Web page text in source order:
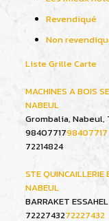
Revendiqué
Non
ListeGrilleCarte
MACHINES A BOIS
NABEUL
Grombalia,
9840771798407717
72214824
STE QUINCAILLERIE
NABEUL
BARRAKET
7222743272227432